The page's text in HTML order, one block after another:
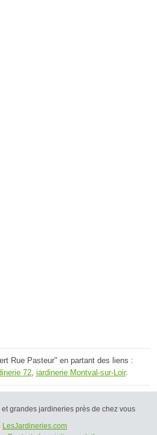
Rue Pasteur" en partant des liens :
72 jardinerie Montval-sur-Loir.
grandes jardineries près de chez vous
LesJardineries.com